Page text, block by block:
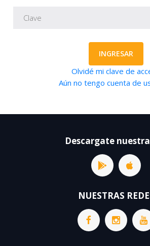
INGRESAR
Olvidé mi clave de
Aún no tengo cuenta de
Descargate
NUESTRAS